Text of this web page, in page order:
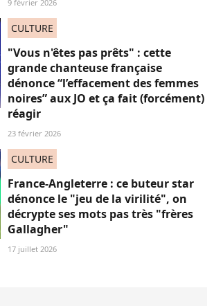
9 février 2026
CULTURE
"Vous n'êtes pas prêts" : cette
grande chanteuse française
dénonce “l’effacement des femmes
noires” aux JO et ça fait (forcément)
réagir
23 février 2026
CULTURE
France-Angleterre : ce buteur star
dénonce le "jeu de la virilité", on
décrypte ses mots pas très "frères
Gallagher"
17 juillet 2026